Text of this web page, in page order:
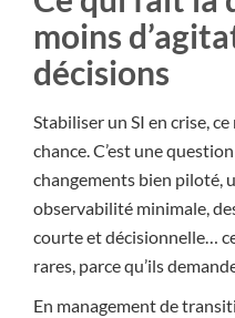
moins
décisions
Stabiliser un SI en crise,
chance. C’est une
changements bien piloté,
observabilité minimale,
courte et décisionnelle…
rares, parce qu’ils
En management de